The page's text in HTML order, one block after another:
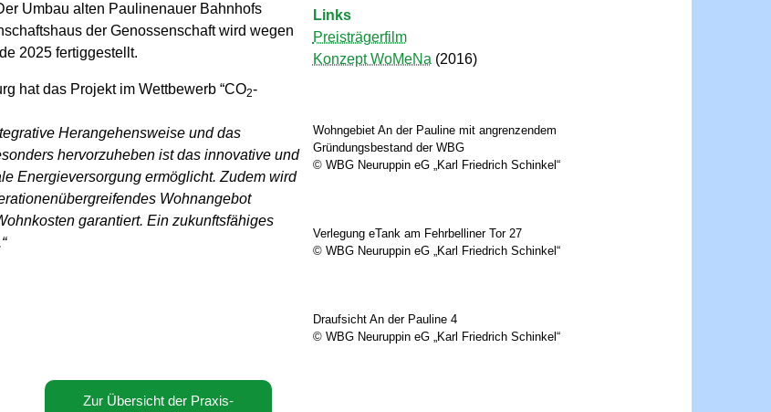
Umbau alten Paulinenauer Bahnhofs
der Genossenschaft wird wegen
2025 fertiggestellt.
hat das Projekt im Wettbewerb “CO2-
Herangehensweise und das
hervorzuheben ist das innovative und
Energieversorgung ermöglicht. Zudem wird
Wohnangebot
garantiert. Ein zukunftsfähiges
Links
Preisträgerfilm
Konzept WoMeNa (2016)
Wohngebiet An der Pauline mit angrenzendem
Gründungsbestand der WBG
© WBG Neuruppin eG „Karl Friedrich Schinkel“
Verlegung eTank am Fehrbelliner Tor 27
© WBG Neuruppin eG „Karl Friedrich Schinkel“
Draufsicht An der Pauline 4
© WBG Neuruppin eG „Karl Friedrich Schinkel“
Zur Übersicht der Praxis-